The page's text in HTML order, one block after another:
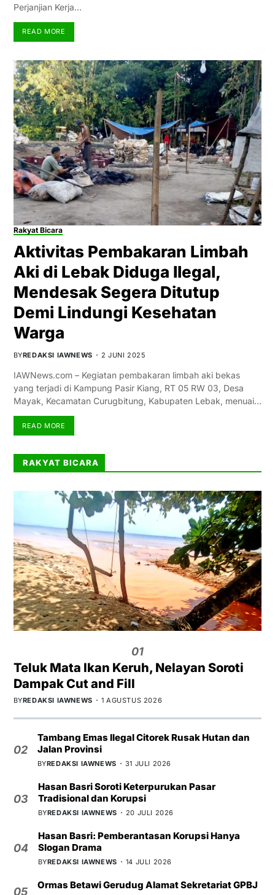
Perjanjian Kerja…
READ MORE
Rakyat Bicara
Aktivitas Pembakaran Limbah
Aki di Lebak Diduga Ilegal,
Mendesak Segera Ditutup
Demi Lindungi Kesehatan
Warga
BYREDAKSI IAWNEWS 2 JUNI 2025
IAWNews.com – Kegiatan pembakaran limbah aki bekas
yang terjadi di Kampung Pasir Kiang, RT 05 RW 03, Desa
Mayak, Kecamatan Curugbitung, Kabupaten Lebak, menuai…
READ MORE
RAKYAT BICARA
01
Teluk Mata Ikan Keruh, Nelayan Soroti
Dampak Cut and Fill
BYREDAKSI IAWNEWS 1 AGUSTUS 2026
02
Tambang Emas Ilegal Citorek Rusak Hutan dan
Jalan Provinsi
BYREDAKSI IAWNEWS 31 JULI 2026
03
Hasan Basri Soroti Keterpurukan Pasar
Tradisional dan Korupsi
BYREDAKSI IAWNEWS 20 JULI 2026
04
Hasan Basri: Pemberantasan Korupsi Hanya
Slogan Drama
BYREDAKSI IAWNEWS 14 JULI 2026
05
Ormas Betawi Gerudug Alamat Sekretariat GPBJ